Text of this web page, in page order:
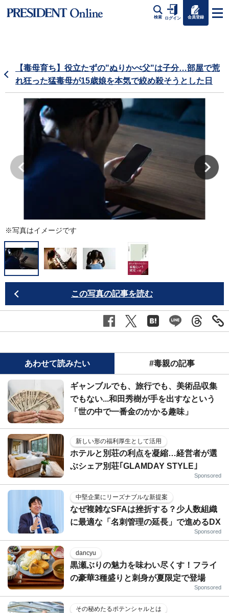
検索 ログイン 会員登録
【毒母育ち】役立たずの"ぬりかべ父"は子分…部屋で荒
れ狂った猛毒母が15歳娘を本気で絞め殺そうとした日
※写真はイメージです
この写真の記事を読む
あわせて読みたい #毒親の記事
ギャンブルでも、旅行でも、美術品収集
でもない...和田秀樹が手を出すなという
「世の中で一番金のかかる趣味」
新しい形の福利厚生として活用
ホテルと別荘の利点を凝縮…経営者が選
ぶシェア別荘｢GLAMDAY STYLE｣
Sponsored
中堅企業にリーズナブルな新提案
なぜ複雑なSFAは挫折する？少人数組織
に最適な「名刺管理の延長」で進めるDX
Sponsored
dancyu
黒瀬ぶりの魅力を味わい尽くす！フライ
の豪華3種盛りと刺身が夏限定で登場
Sponsored
その秘めたるポテンシャルとは